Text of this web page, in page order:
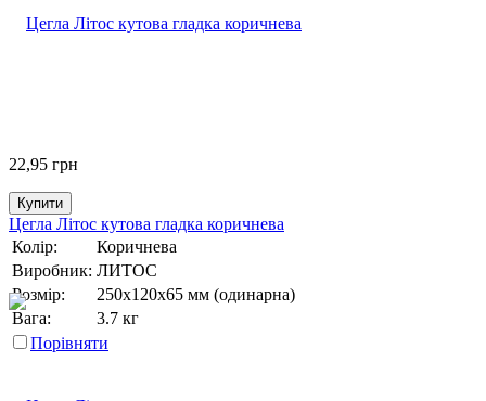
22,95 грн
Купити
Цегла Літос кутова гладка коричнева
Колір:
Коричнева
Виробник: ЛИТОС
Розмір:
250х120х65 мм (одинарна)
Вага:
3.7 кг
Порівняти